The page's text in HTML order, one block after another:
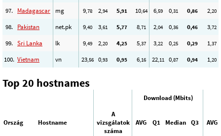
97. Madagascar mg 9,78 2,94 5,91 10,64 6,59 0,31 0,86 2,20
98. Pakistan net.pk 9,40 3,61 5,77 8,71 2,04 0,36 0,46 3,72
99. Sri Lanka lk 9,49 2,20 4,25 5,37 3,22 0,25 0,29 1,37
100. Vietnam vn 23,56 0,93 0,95 6,16 22,11 0,87 0,94 1,20
Top 20 hostnames
Download (Mbits)
Ország Hostname
A
vizsgálatok
száma
AVG Q1 Median Q3 AVG